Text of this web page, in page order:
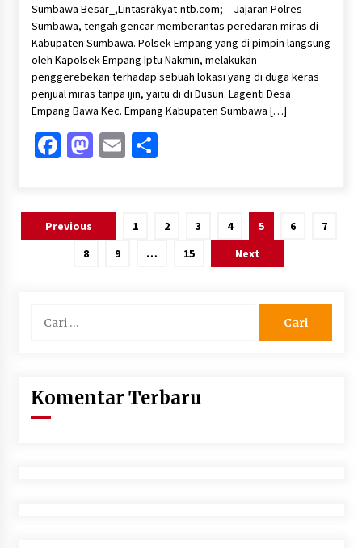
Sumbawa Besar_,Lintasrakyat-ntb.com; – Jajaran Polres
Sumbawa, tengah gencar memberantas peredaran miras di
Kabupaten Sumbawa. Polsek Empang yang di pimpin langsung
oleh Kapolsek Empang Iptu Nakmin, melakukan
penggerebekan terhadap sebuah lokasi yang di duga keras
penjual miras tanpa ijin, yaitu di di Dusun. Lagenti Desa
Empang Bawa Kec. Empang Kabupaten Sumbawa […]
Facebook
Mastodon
EmailShare
Paginasi
Previous 1 2 3 4 5 6
7
8
9 … 15 Next
untuk:
Komentar Terbaru